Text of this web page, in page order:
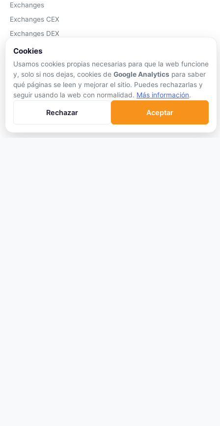
Exchanges
Exchanges CEX
Exchanges DEX
Comparar Comisiones
Blockchains
Hardware Wallets
Software Wallets
Cookies
Usamos cookies propias necesarias para que la web funcione
y, solo si nos dejas, cookies de Google Analytics para saber
qué páginas se leen y mejorar el sitio. Puedes rechazarlas y
seguir usando la web con normalidad. Más información.
Rechazar Aceptar